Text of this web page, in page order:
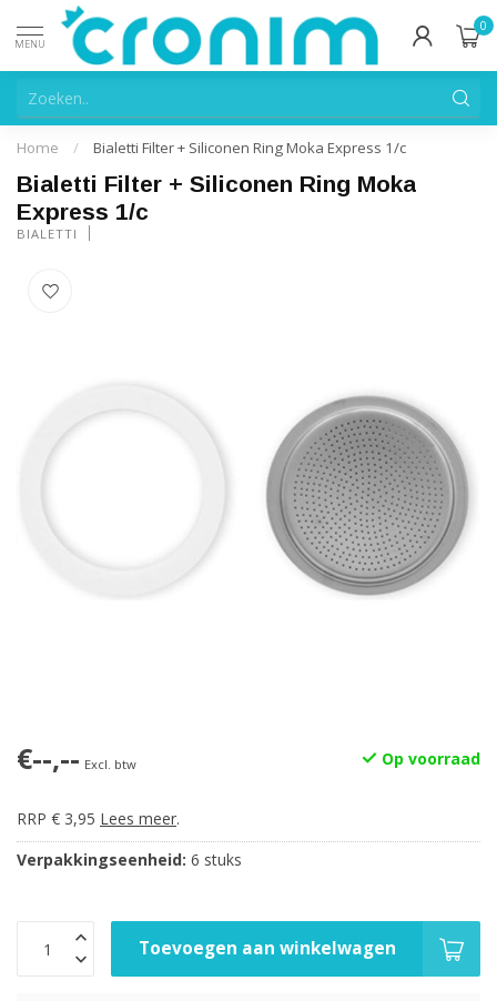
MENU
0
Home / Bialetti Filter + Siliconen Ring Moka Express 1/c
Bialetti Filter + Siliconen Ring Moka
Express 1/c
BIALETTI
€--,-- Excl. btw Op voorraad
RRP € 3,95 Lees meer.
Verpakkingseenheid: 6 stuks
Toevoegen aan winkelwagen